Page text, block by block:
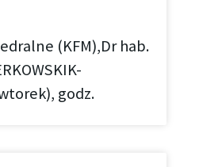
(KFM),Dr hab.
godz.